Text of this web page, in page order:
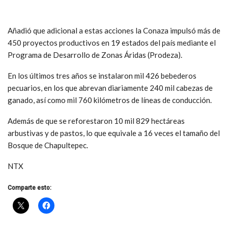
Añadió que adicional a estas acciones la Conaza impulsó más de
450 proyectos productivos en 19 estados del país mediante el
Programa de Desarrollo de Zonas Áridas (Prodeza).
En los últimos tres años se instalaron mil 426 bebederos
pecuarios, en los que abrevan diariamente 240 mil cabezas de
ganado, así como mil 760 kilómetros de líneas de conducción.
Además de que se reforestaron 10 mil 829 hectáreas
arbustivas y de pastos, lo que equivale a 16 veces el tamaño del
Bosque de Chapultepec.
NTX
Comparte esto: